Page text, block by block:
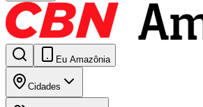
Eu Amazônia
Cidades